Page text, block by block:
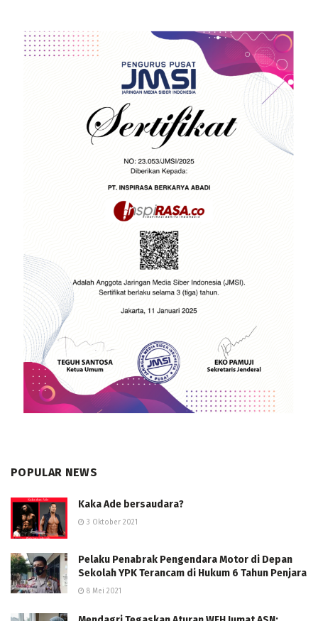
POPULAR NEWS
Kaka Ade bersaudara?
3 Oktober 2021
Pelaku Penabrak Pengendara Motor di Depan
Sekolah YPK Terancam di Hukum 6 Tahun Penjara
8 Mei 2021